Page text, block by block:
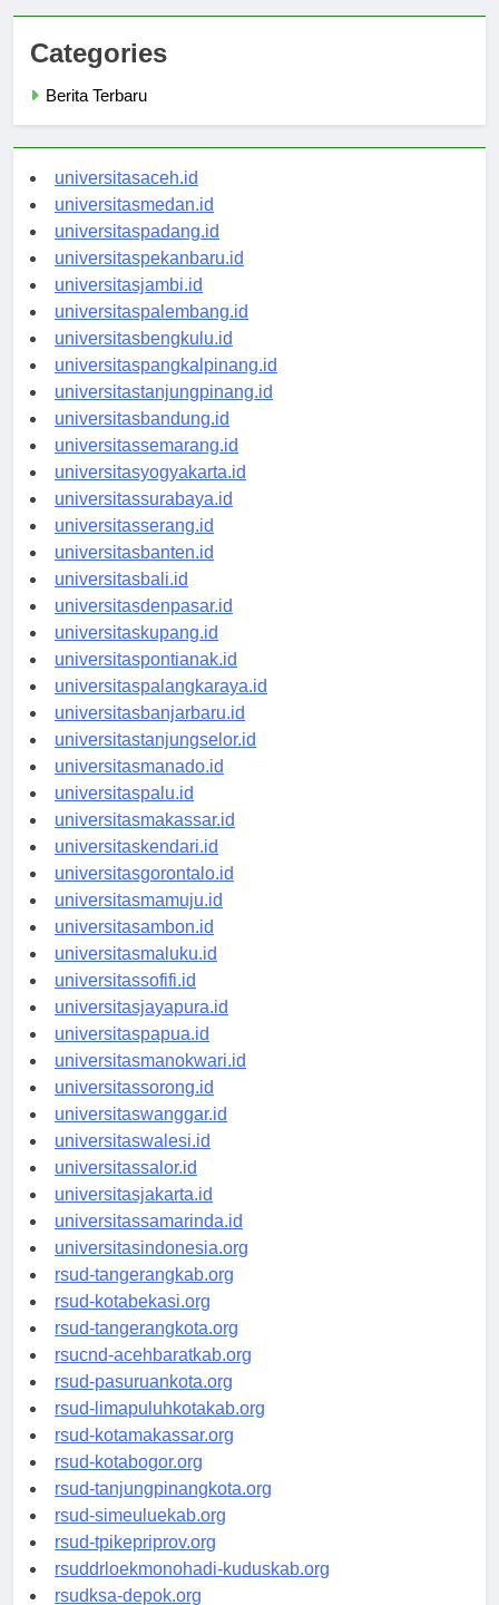
Categories
universitasaceh.id
universitasmedan.id
universitaspadang.id
universitaspekanbaru.id
universitasjambi.id
universitaspalembang.id
universitasbengkulu.id
universitaspangkalpinang.id
universitastanjungpinang.id
universitasbandung.id
universitassemarang.id
universitasyogyakarta.id
universitassurabaya.id
universitasserang.id
universitasbanten.id
universitasbali.id
universitasdenpasar.id
universitaskupang.id
universitaspontianak.id
universitaspalangkaraya.id
universitasbanjarbaru.id
universitastanjungselor.id
universitasmanado.id
universitaspalu.id
universitasmakassar.id
universitaskendari.id
universitasgorontalo.id
universitasmamuju.id
universitasambon.id
universitasmaluku.id
universitassofifi.id
universitasjayapura.id
universitaspapua.id
universitasmanokwari.id
universitassorong.id
universitaswanggar.id
universitaswalesi.id
universitassalor.id
universitasjakarta.id
universitassamarinda.id
universitasindonesia.org
rsud-tangerangkab.org
rsud-kotabekasi.org
rsud-tangerangkota.org
rsucnd-acehbaratkab.org
rsud-pasuruankota.org
rsud-limapuluhkotakab.org
rsud-kotamakassar.org
rsud-kotabogor.org
rsud-tanjungpinangkota.org
rsud-simeuluekab.org
rsud-tpikepriprov.org
rsuddrloekmonohadi-kuduskab.org